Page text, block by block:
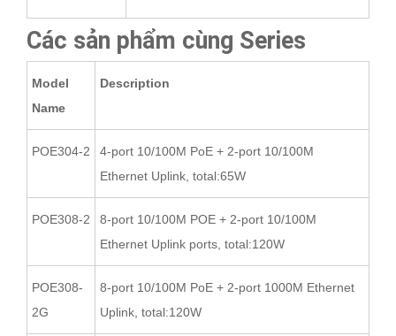
Các sản phẩm cùng Series
Model
Name
Description
POE304-2
4-port 10/100M PoE + 2-port 10/100M
Ethernet Uplink, total:65W
POE308-2
8-port 10/100M POE + 2-port 10/100M
Ethernet Uplink ports, total:120W
POE308-
2G
8-port 10/100M PoE + 2-port 1000M Ethernet
Uplink, total:120W